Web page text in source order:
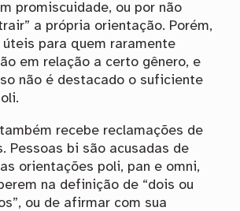
promiscuidade, ou por não
a própria orientação. Porém,
para quem raramente
em relação a certo gênero, e
não é destacado o suficiente
recebe reclamações de
Pessoas bi são acusadas de
orientações poli, pan e omni,
na definição de “dois ou
ou de afirmar com sua